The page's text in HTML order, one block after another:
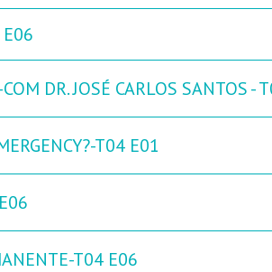
E06
DR. JOSÉ CARLOS SANTOS -
T04 E01
T04 E06